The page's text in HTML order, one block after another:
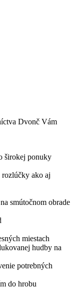
Dvonč Vám
širokej ponuky
rozlúčky ako aj
smútočnom obrade
miestach
hudby na
potrebných
do hrobu